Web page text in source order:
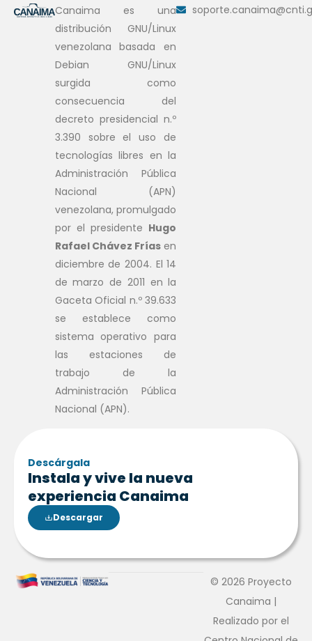
Canaima es una
distribución GNU/Linux
venezolana basada en
Debian GNU/Linux
surgida como
consecuencia del
decreto presidencial n.º
3.390 sobre el uso de
tecnologías libres en la
Administración Pública
Nacional (APN)
venezolana, promulgado
por el presidente Hugo
Rafael Chávez Frías en
diciembre de 2004. El 14
de marzo de 2011 en la
Gaceta Oficial n.º 39.633
se establece como
sistema operativo para
las estaciones de
trabajo de la
Administración Pública
Nacional (APN).
Descárgala
Instala y vive la nueva
experiencia Canaima
Descargar
© 2026 Proyecto
Canaima |
Realizado por el